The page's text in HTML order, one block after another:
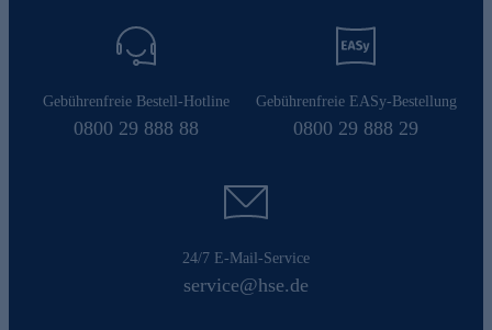
Gebührenfreie Bestell-Hotline
0800 29 888 88
Gebührenfreie EASy-Bestellung
0800 29 888 29
24/7 E-Mail-Service
service@hse.de